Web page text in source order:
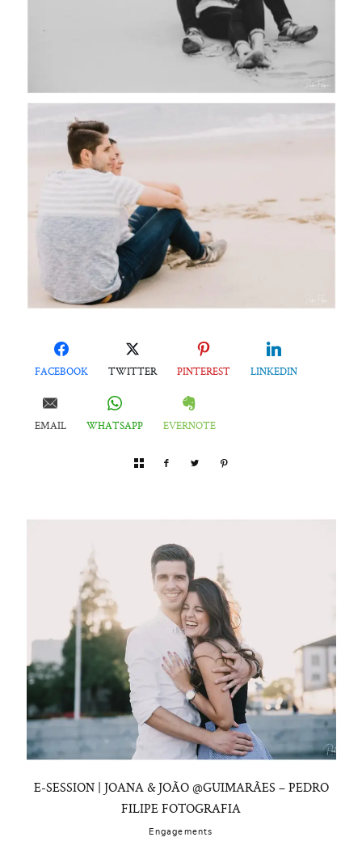
FACEBOOK TWITTER PINTEREST LINKEDIN
EMAIL WHATSAPP EVERNOTE
E-SESSION | JOANA & JOÃO @GUIMARÃES – PEDRO
FILIPE FOTOGRAFIA
Engagements